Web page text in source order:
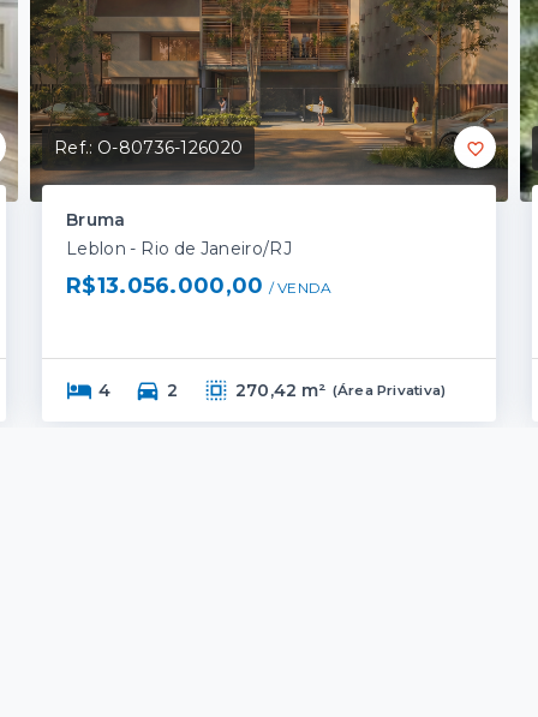
Ref.: O-80736-126020
Bruma
Leblon - Rio de Janeiro/RJ
R$13.056.000,00 / VENDA
4 2 270,42 m² (Área Privativa)